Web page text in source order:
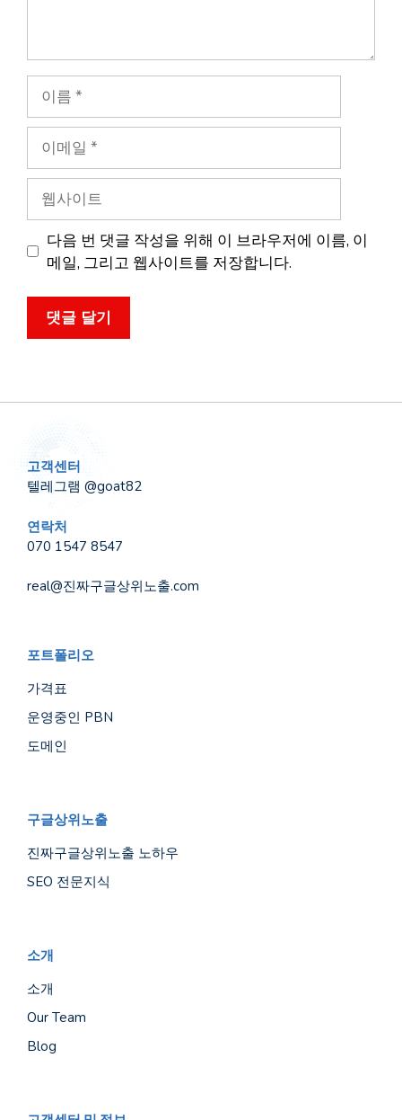
일
트
다음 번 댓글 작성을 위해 이 브라우저에 이름, 이
메일, 그리고 웹사이트를 저장합니다.
고객센터
텔레그램 @goat82
연락처
070 1547 8547
real@진짜구글상위노출.com
포트폴리오
가격표
운영중인 PBN
도메인
구글상위노출
진짜구글상위노출 노하우
SEO 전문지식
소개
소개
Our Team
Blog